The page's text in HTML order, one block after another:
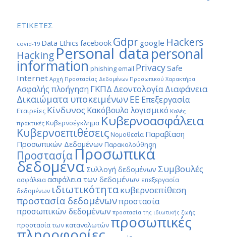
ΕΤΙΚΕΤΕΣ
covid-19 Data Ethics facebook Gdpr google Hackers
Hacking Personal datapersonal
information phishing email PrivacySafe
Internet Αρχή Προστασίας Δεδομένων Προσωπικού Χαρακτήρα
Ασφαλής πλοήγηση ΓΚΠΔ ΔεοντολογίαΔιαφάνεια
Δικαιώματα υποκειμένωνΕΕ Επεξεργασία
Εταιρείες Κίνδυνος Κακόβουλο λογισμικό Καλές
πρακτικές Κυβερνοέγκλημα Κυβερνοασφάλεια
Κυβερνοεπιθέσεις Νομοθεσία Παραβίαση
Προσωπικών Δεδομένων Παρακολούθηση
ΠροστασίαΠροσωπικά
δεδομένα Συλλογή δεδομένων Συμβουλές
ασφάλειαασφάλεια των δεδομένων επεξεργασία
δεδομένων ιδιωτικότητακυβερνοεπίθεση
προστασία δεδομένωνπροστασία
προσωπικών δεδομένων προστασία της ιδιωτικής ζωής
προστασία των καταναλωτών προσωπικές